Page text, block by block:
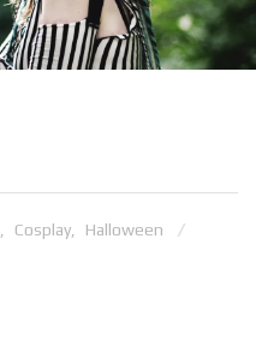
Cosplay
Halloween